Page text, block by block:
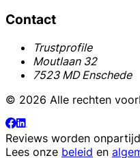
Contact
Trustprofile
Moutlaan 32
7523 MD Enschede
© 2026 Alle rechten
Reviews worden
Lees onze beleid en